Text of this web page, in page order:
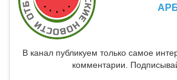
В канал публикуем только самое
комментарии.